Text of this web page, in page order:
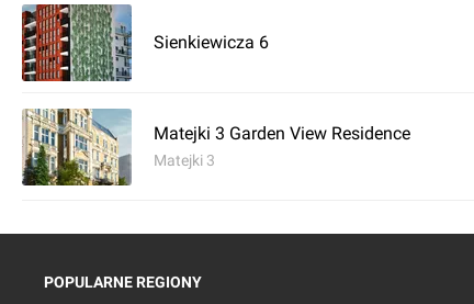
Sienkiewicza 6
Matejki 3 Garden View Residence
Matejki 3
POPULARNE REGIONY